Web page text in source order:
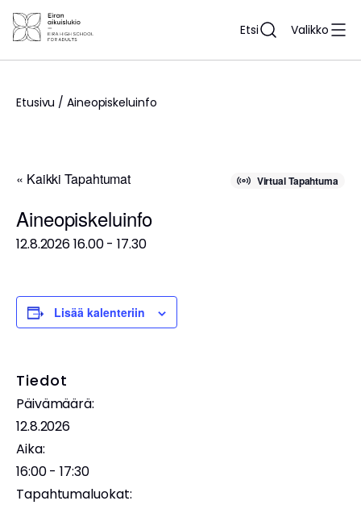
Siirry
sisältöön
Etsi Valikko
Etusivu / Aineopiskeluinfo
« Kaikki Tapahtumat Virtual Tapahtuma
Aineopiskeluinfo
12.8.2026 16.00-17.30
Lisää kalenteriin
Tiedot
Päivämäärä:
12.8.2026
Aika:
16:00 - 17:30
Tapahtumaluokat: